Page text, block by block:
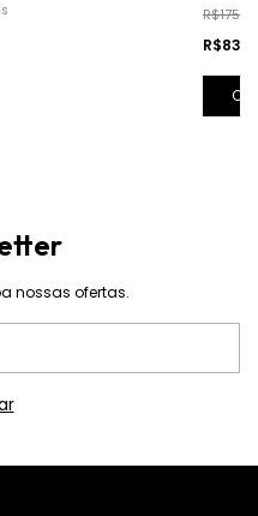
nossas ofertas.